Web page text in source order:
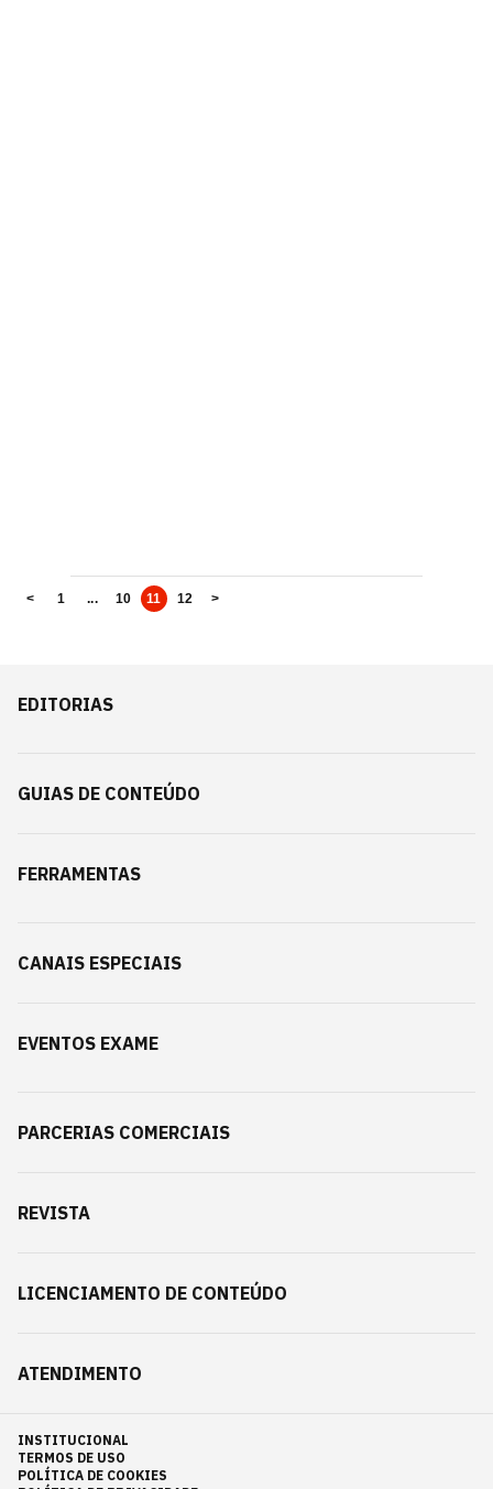
< 1 ... 10 11 12 >
EDITORIAS
GUIAS DE CONTEÚDO
FERRAMENTAS
CANAIS ESPECIAIS
EVENTOS EXAME
PARCERIAS COMERCIAIS
REVISTA
LICENCIAMENTO DE CONTEÚDO
ATENDIMENTO
INSTITUCIONAL
TERMOS DE USO
POLÍTICA DE COOKIES